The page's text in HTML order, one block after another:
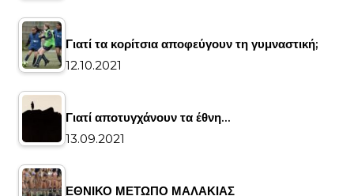
Γιατί τα κορίτσια αποφεύγουν τη γυμναστική;
12.10.2021
Γιατί αποτυγχάνουν τα έθνη…
13.09.2021
ΕΘΝΙΚΟ ΜΕΤΩΠΟ ΜΑΛΑΚΙΑΣ